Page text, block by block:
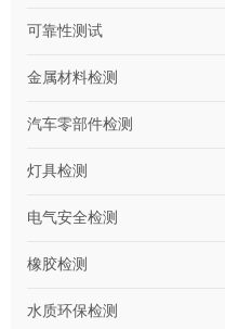
可靠性测试
金属材料检测
汽车零部件检测
灯具检测
电气安全检测
橡胶检测
水质环保检测